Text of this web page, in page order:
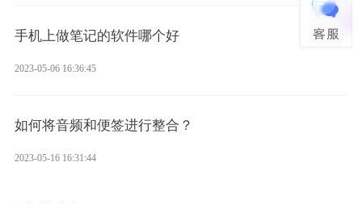
手机上做笔记的软件哪个好
2023-05-06 16:36:45
如何将音频和便签进行整合？
2023-05-16 16:31:44